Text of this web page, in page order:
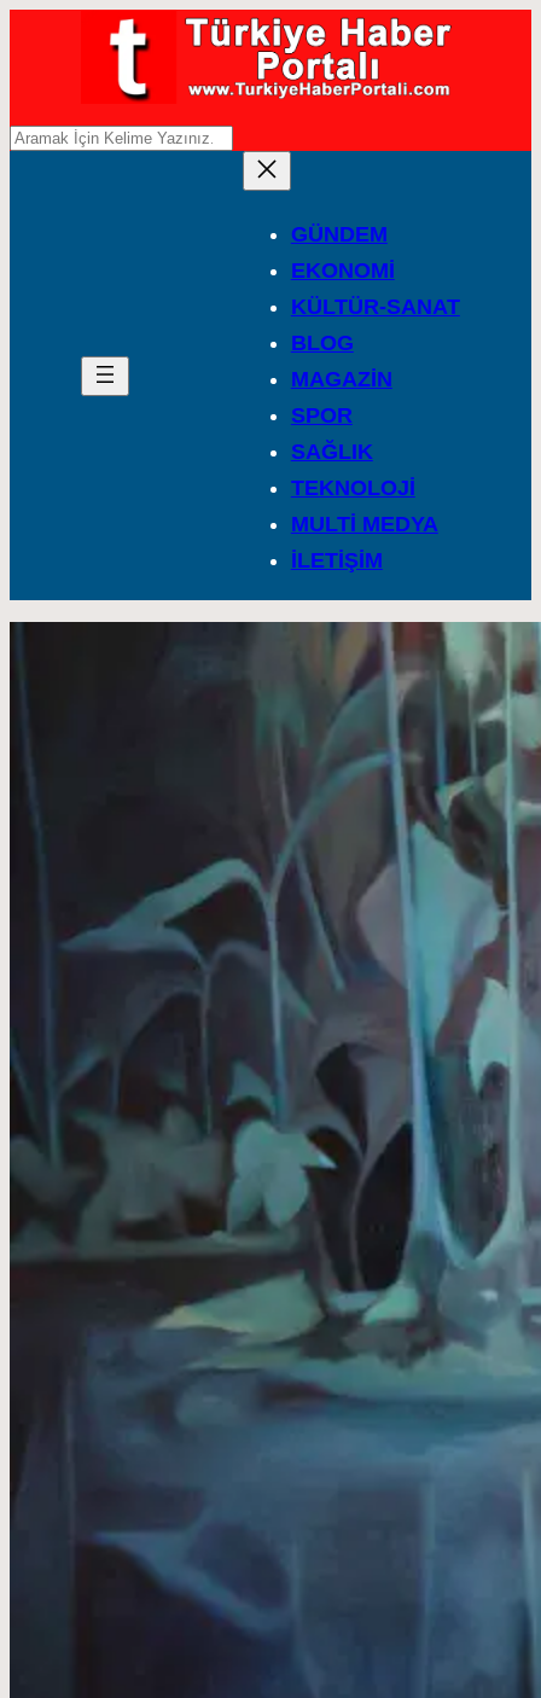
A
GÜNDEM
EKONOMİ
KÜLTÜR-SANAT
BLOG
MAGAZİN
SPOR
SAĞLIK
TEKNOLOJİ
MULTİ MEDYA
İLETİŞİM